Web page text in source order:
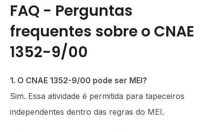
FAQ - Perguntas
frequentes sobre o CNAE
1352-9/00
1. O CNAE 1352-9/00 pode ser MEI?
Sim. Essa atividade é permitida para tapeceiros
independentes dentro das regras do MEI.